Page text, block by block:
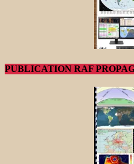
PUBLICATION RAF